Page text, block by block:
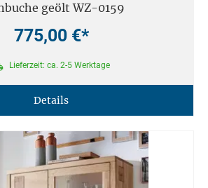
geölt WZ-0159
775,00 €*
Lieferzeit: ca. 2-5 Werktage
Details